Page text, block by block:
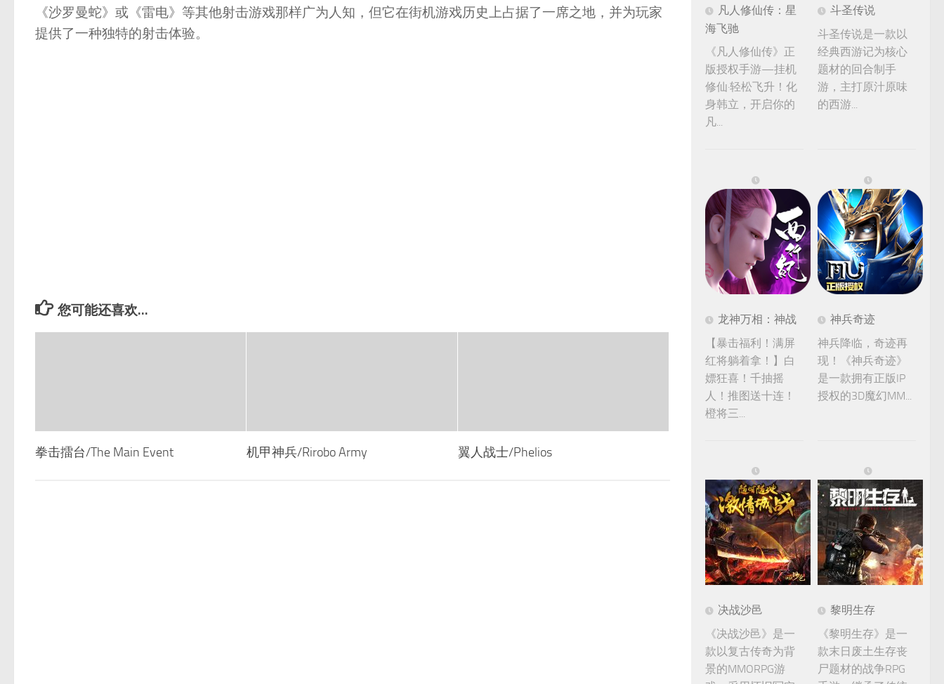
《沙罗曼蛇》或《雷电》等其他射击游戏那样广为人知，但它在街机游戏历史上占据了一席之地，并为玩家
提供了一种独特的射击体验。
您可能还喜欢...
拳击擂台/The Main Event 机甲神兵/Rirobo Army 翼人战士/Phelios
凡人修仙传：星
海飞驰
《凡人修仙传》正
版授权手游—挂机
修仙·轻松飞升！化
身韩立，开启你的
凡...
斗圣传说
斗圣传说是一款以
经典西游记为核心
题材的回合制手
游，主打原汁原味
的西游...
龙神万相：神战
【暴击福利！满屏
红将躺着拿！】白
嫖狂喜！千抽摇
人！推图送十连！
橙将三...
神兵奇迹
神兵降临，奇迹再
现！《神兵奇迹》
是一款拥有正版IP
授权的3D魔幻MM...
决战沙邑
《决战沙邑》是一
款以复古传奇为背
景的MMORPG游
黎明生存
《黎明生存》是一
款末日废土生存丧
尸题材的战争RPG